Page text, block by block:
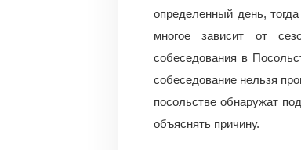
определенный день,
многое зависит от
собеседования в
собеседование нельзя
посольстве обнаружат
объяснять причину.